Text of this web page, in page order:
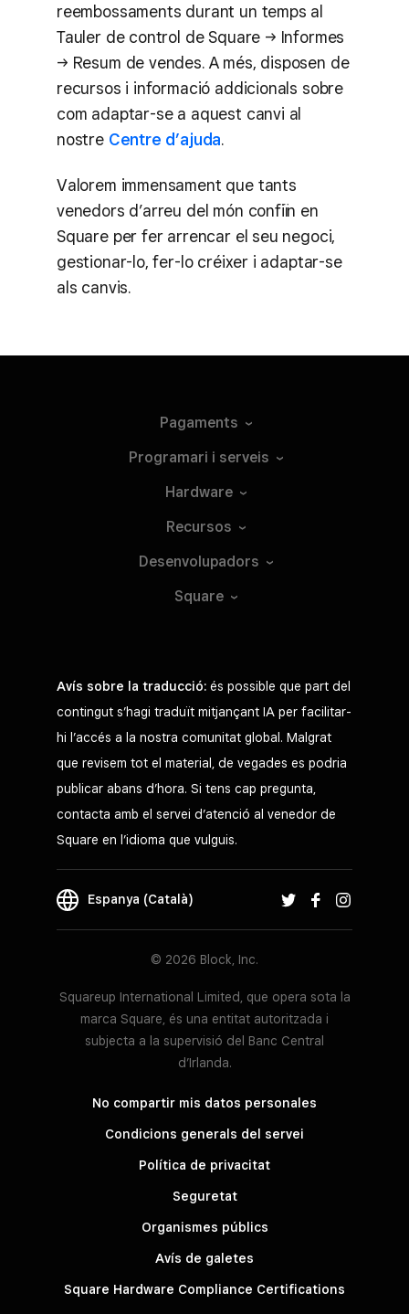
reembossaments durant un temps al
Tauler de control de Square → Informes
→ Resum de vendes. A més, disposen de
recursos i informació addicionals sobre
com adaptar-se a aquest canvi al
nostre Centre d’ajuda.
Valorem immensament que tants
venedors d’arreu del món confiïn en
Square per fer arrencar el seu negoci,
gestionar-lo, fer-lo créixer i adaptar-se
als canvis.
Pagaments
Programari i serveis
Hardware
Recursos
Desenvolupadors
Square
Avís sobre la traducció: és possible que part del
contingut s’hagi traduït mitjançant IA per facilitar-
hi l’accés a la nostra comunitat global. Malgrat
que revisem tot el material, de vegades es podria
publicar abans d’hora. Si tens cap pregunta,
contacta amb el servei d’atenció al venedor de
Square en l’idioma que vulguis.
Espanya (Català)
© 2026 Block, Inc.
Squareup International Limited, que opera sota la
marca Square, és una entitat autoritzada i
subjecta a la supervisió del Banc Central
d’Irlanda.
No compartir mis datos personales
Condicions generals del servei
Política de privacitat
Seguretat
Organismes públics
Avís de galetes
Square Hardware Compliance Certifications